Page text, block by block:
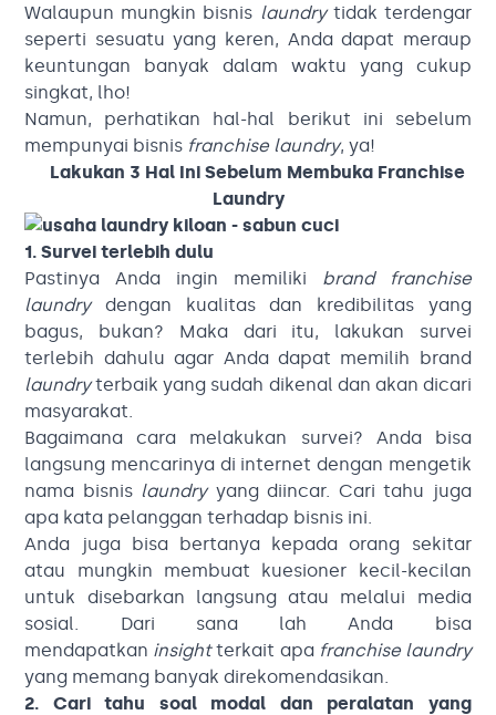
Walaupun mungkin bisnis laundrytidak terdengar
seperti sesuatu yang keren, Anda dapat meraup
keuntungan banyak dalam waktu yang cukup
singkat, lho!
Namun, perhatikan hal-hal berikut ini sebelum
mempunyai bisnis franchise laundry, ya!
Lakukan 3 Hal Ini Sebelum Membuka Franchise
Laundry
1. Survei terlebih dulu
Pastinya Anda ingin memiliki brandfranchise
laundrydengan kualitas dan kredibilitas yang
bagus, bukan? Maka dari itu, lakukan survei
terlebih dahulu agar Anda dapat memilih brand
laundryterbaik yang sudah dikenal dan akan dicari
masyarakat.
Bagaimana cara melakukan survei? Anda bisa
langsung mencarinya di internet dengan mengetik
nama bisnis laundryyang diincar. Cari tahu juga
apa kata pelanggan terhadap bisnis ini.
Anda juga bisa bertanya kepada orang sekitar
atau mungkin membuat kuesioner kecil-kecilan
untuk disebarkan langsung atau melalui media
sosial. Dari sana lah Anda bisa
mendapatkan insightterkait apa franchise laundry
yang memang banyak direkomendasikan.
2. Cari tahu soal modal dan peralatan yang